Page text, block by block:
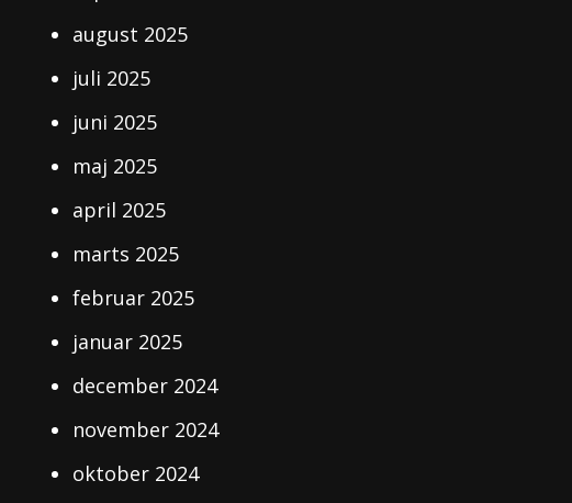
august 2025
juli 2025
juni 2025
maj 2025
april 2025
marts 2025
februar 2025
januar 2025
december 2024
november 2024
oktober 2024